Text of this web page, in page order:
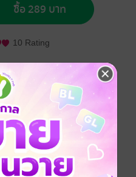
ซื้อ 289 บาท
10 Rating
แชร์
จากบ้านที่เปรียบดั่งขุมนรก
ราะทำตามคำสั่งของ